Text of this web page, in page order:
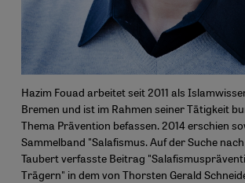
Hazim Fouad arbeitet seit 2011 als
Bremen und ist im Rahmen seiner Tätigkeit
Thema Prävention befassen. 2014 erschien
Sammelband "Salafismus. Auf der Suche
Taubert verfasste Beitrag
Trägern" in dem von Thorsten Gerald